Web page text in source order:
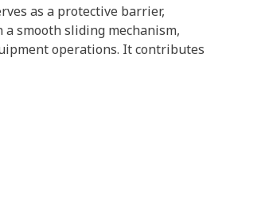
as a protective barrier,
smooth sliding mechanism,
operations. It contributes